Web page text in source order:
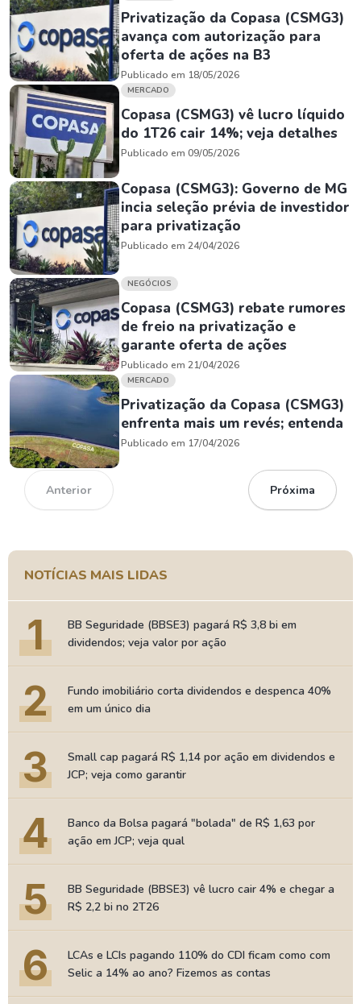
Privatização da Copasa (CSMG3)
avança com autorização para
oferta de ações na B3
Publicado em 18/05/2026
MERCADO
Copasa (CSMG3) vê lucro líquido
do 1T26 cair 14%; veja detalhes
Publicado em 09/05/2026
Copasa (CSMG3): Governo de MG
incia seleção prévia de investidor
para privatização
Publicado em 24/04/2026
NEGÓCIOS
Copasa (CSMG3) rebate rumores
de freio na privatização e
garante oferta de ações
Publicado em 21/04/2026
MERCADO
Privatização da Copasa (CSMG3)
enfrenta mais um revés; entenda
Publicado em 17/04/2026
Anterior Próxima
NOTÍCIAS MAIS LIDAS
1
BB Seguridade (BBSE3) pagará R$ 3,8 bi em
dividendos; veja valor por ação
2
Fundo imobiliário corta dividendos e despenca 40%
em um único dia
3
Small cap pagará R$ 1,14 por ação em dividendos e
JCP; veja como garantir
4
Banco da Bolsa pagará "bolada" de R$ 1,63 por
ação em JCP; veja qual
5
BB Seguridade (BBSE3) vê lucro cair 4% e chegar a
R$ 2,2 bi no 2T26
6
LCAs e LCIs pagando 110% do CDI ficam como com
Selic a 14% ao ano? Fizemos as contas